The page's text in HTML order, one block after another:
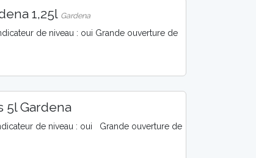
1,25l Gardena
de niveau : oui Grande ouverture de
5l Gardena
de niveau : oui Grande ouverture de